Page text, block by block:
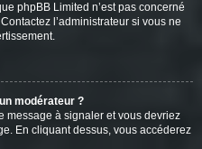
phpBB Limited n’est pas concerné
l’administrateur si vous ne
modérateur ?
message à signaler et vous devriez
En cliquant dessus, vous accéderez